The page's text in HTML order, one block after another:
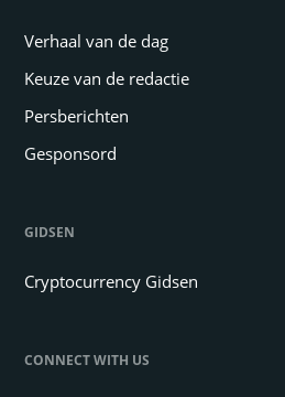
Verhaal van de dag
Keuze van de redactie
Persberichten
Gesponsord
GIDSEN
Cryptocurrency Gidsen
CONNECT WITH US